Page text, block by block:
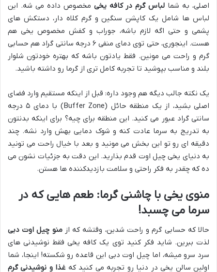
اصلی، به شما لباس گرم در کافه یخی مخصوص داده می شه. این
لباس ها شامل یک کاپشن سنگین و گرم کلاه دار، دستکش های
پشمی و حتی اگه لازم باشه، جوراب و کفش مخصوص یخی هم
هست. اینجوری، حتی توی دمای منفی ۶ درجه سانتی گراد هم حسابی
گرم و راحت می مونین. فقط یادتون باشه که بهتره خودتون شلوار
بلند و مناسب بپوشید تا تجربه کامل تری از گرما رو داشته باشید.
یک نکته جالب دیگه هم وجود داره: قبل از اینکه مستقیم وارد فضای
اصلی بشید، از یک منطقه حائل (Buffer Zone) با دمای ۵ درجه
سانتی گراد عبور می کنید. این منطقه برای چیه؟ برای اینکه بدنتون
به تدریج به سرما عادت کنه و شوک دمایی بهش وارد نشه. چند
دقیقه ای رو تو این بخش می مونید و بعد با خیال راحت می تونید
به دنیای یخی چیل اوت قدم بذارید. این دقت به جزئیات نشون می
ده که چقدر به فکر راحتی و سلامت بازدیدکننده ها هستن.
منوی یخی با چاشنی گرما: طعم هایی که در
سرما می چسبد!
حالا که حسابی گرم و راحت شدین، وقتشه که ازمنو چیل اوت دبی
لذت ببرین. شاید فکر کنید توی یک کافه یخی فقط نوشیدنی های
سرد سرو میشه، اما چیل اوت دبی این قاعده رو شکسته! اینجا، شما
اولین سالن یخی در دنیا رو تجربه می کنید که غذا و نوشیدنی گرم